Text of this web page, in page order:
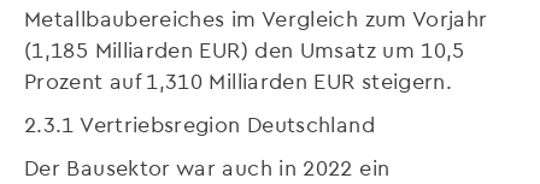
Metallbaubereiches im Vergleich zum Vorjahr
(1,185 Milliarden EUR) den Umsatz um 10,5
Prozent auf 1,310 Milliarden EUR steigern.
2.3.1 Vertriebsregion Deutschland
Der Bausektor war auch in 2022 ein